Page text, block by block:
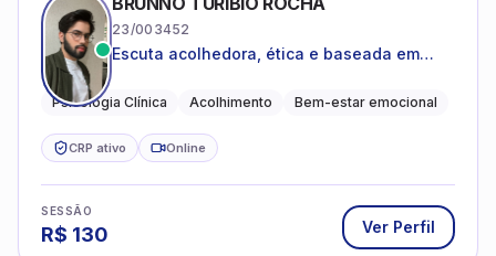
23/003452
Escuta acolhedora, ética e baseada em
Psicologia Clínica Acolhimento Bem-estar emocional
CRP ativo Online
SESSÃO
R$ 130 Ver Perfil